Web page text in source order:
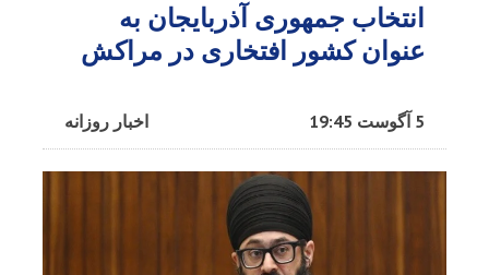
انتخاب جمهوری آذربایجان به
عنوان کشور افتخاری در مراکش​
اخبار روزانه 5 آگوست 19:45